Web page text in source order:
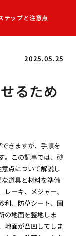
テップと注意点
2025.05.25
るため
きますが、手順を
。この記事では、砂
点について解説し
道具と材料を準備
ーキ、メジャー、
利、防草シート、固
の地面を整地しま
地面が凸凹してしま